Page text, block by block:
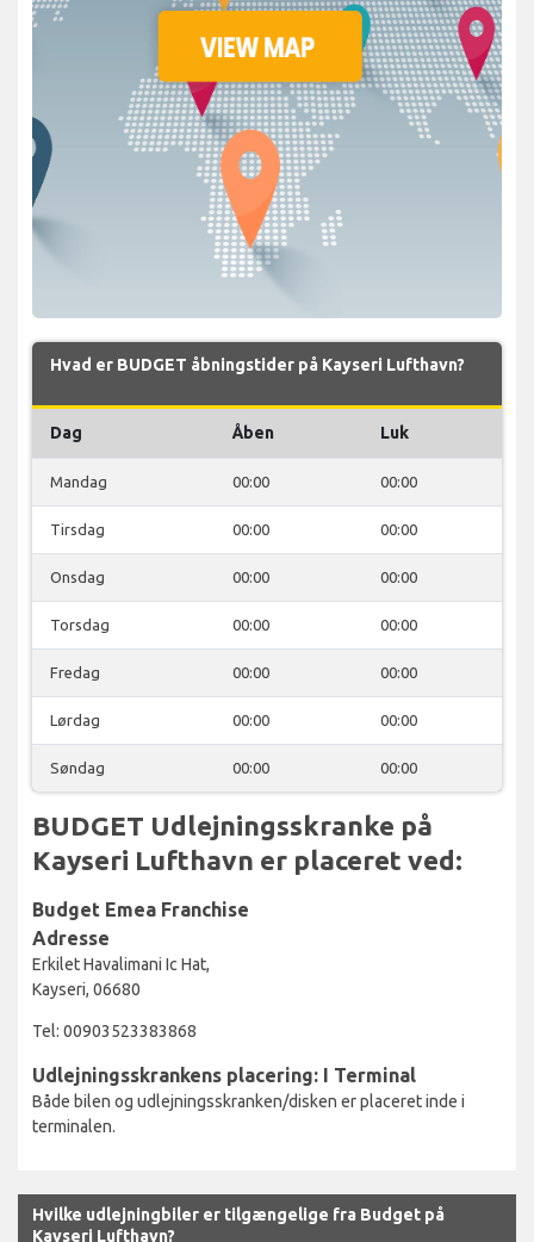
Hvad er BUDGET åbningstider på Kayseri Lufthavn?
Dag Åben Luk
Mandag 00:00 00:00
Tirsdag 00:00 00:00
Onsdag 00:00 00:00
Torsdag 00:00 00:00
Fredag 00:00 00:00
Lørdag 00:00 00:00
Søndag 00:00 00:00
BUDGET Udlejningsskranke på
Kayseri Lufthavn er placeret ved:
Budget Emea Franchise
Adresse
Erkilet Havalimani Ic Hat,
Kayseri, 06680
Tel: 00903523383868
Udlejningsskrankens placering: I Terminal
Både bilen og udlejningsskranken/disken er placeret inde i
terminalen.
Hvilke udlejningbiler er tilgængelige fra Budget på
Kayseri Lufthavn?